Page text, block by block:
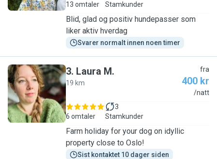
13 omtaler
Stamkunder
Blid, glad og positiv hundepasser som
liker aktiv hverdag
Svarer normalt innen noen timer
L
3. Laura M.
19 km
fra
400 kr
/natt
6 omtaler
3
Stamkunder
Farm holiday for your dog on idyllic
property close to Oslo!
Sist kontaktet 10 dager siden